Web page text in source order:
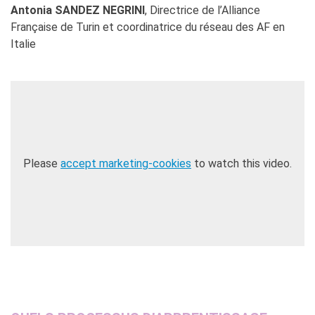
Antonia SANDEZ NEGRINI , Directrice de l’Alliance
Française de Turin et coordinatrice du réseau des AF en
Italie
Please accept marketing-cookies to watch this video.